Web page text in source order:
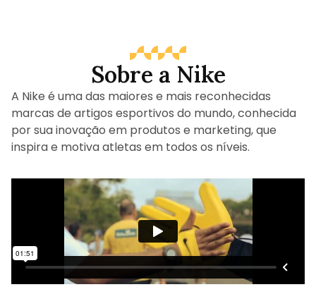
Sobre a Nike
A Nike é uma das maiores e mais reconhecidas
marcas de artigos esportivos do mundo, conhecida
por sua inovação em produtos e marketing, que
inspira e motiva atletas em todos os níveis.